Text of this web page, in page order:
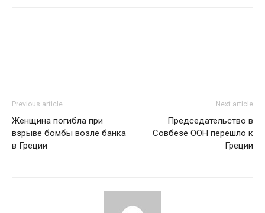
Previous article
Женщина погибла при
взрыве бомбы возле банка
в Греции
Next article
Председательство в
Совбезе ООН перешло к
Греции